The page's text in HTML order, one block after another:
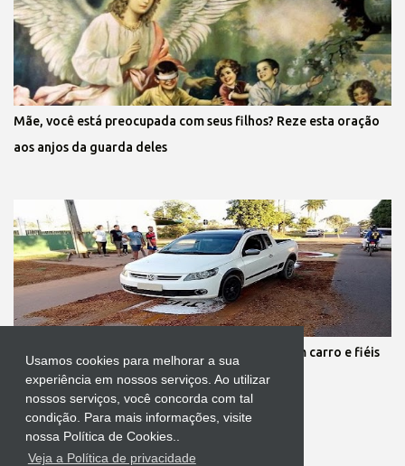
Usamos cookies para melhorar a sua
experiência em nossos serviços. Ao utilizar
nossos serviços, você concorda com tal
condição. Para mais informações, visite
nossa Política de Cookies..
Veja a Política de privacidade
Mãe, você está preocupada com seus filhos? Reze esta oração
aos anjos da guarda deles
Protestante destrói tapete de Corpus Christi com carro e fiéis
se revoltam